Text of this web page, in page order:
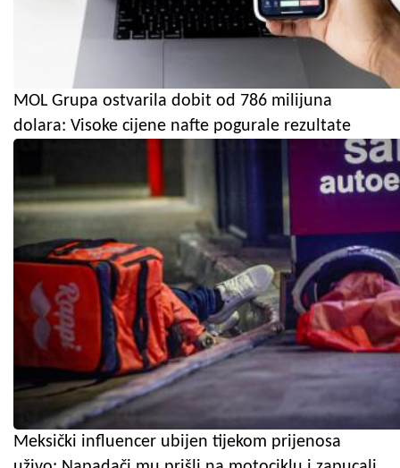
MOL Grupa ostvarila dobit od 786 milijuna
dolara: Visoke cijene nafte pogurale rezultate
Meksički influencer ubijen tijekom prijenosa